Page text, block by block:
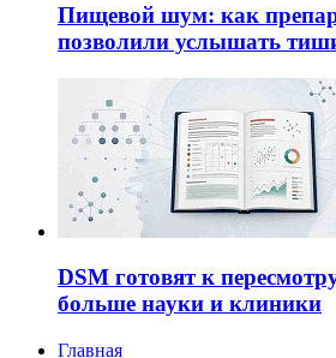
Пищевой шум: как
позволили услышать
DSM готовят к
больше науки и клиники
Главная